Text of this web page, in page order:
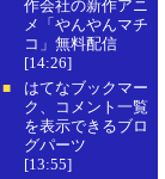
作会社の新作アニ
メ「やんやんマチ
コ」無料配信
[14:26]
■
はてなブックマー
ク、コメント一覧
を表示できるブロ
グパーツ
[13:55]